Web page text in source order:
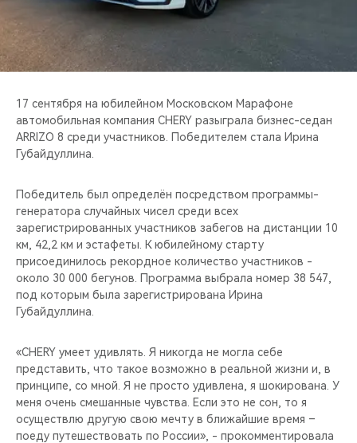
CHERY И СПОРТ
ВИДЕООБЗОРЫ
17 сентября на юбилейном Московском Марафоне
автомобильная компания CHERY разыграла бизнес-седан
ARRIZO 8 среди участников. Победителем стала Ирина
Губайдуллина.
Победитель был определён посредством программы-
генератора случайных чисел среди всех
зарегистрированных участников забегов на дистанции 10
км, 42,2 км и эстафеты. К юбилейному старту
присоединилось рекордное количество участников -
около 30 000 бегунов. Программа выбрала номер 38 547,
под которым была зарегистрирована Ирина
Губайдуллина.
«CHERY умеет удивлять. Я никогда не могла себе
представить, что такое возможно в реальной жизни и, в
принципе, со мной. Я не просто удивлена, я шокирована. У
меня очень смешанные чувства. Если это не сон, то я
осуществлю другую свою мечту в ближайшие время –
поеду путешествовать по России», - прокомментировала